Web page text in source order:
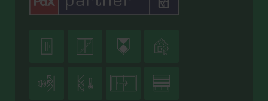
   
   